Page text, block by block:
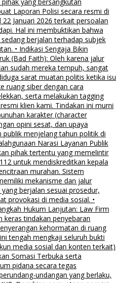
Laporan Polisi secara resmi di
Januari 2026 terkait persoalan
Hal ini membuktikan bahwa
berjalan terhadap subjek
• Indikasi Sengaja Bikin
(Bad Faith): Oleh karena jalur
sudah mereka tempuh, sangat
sarat muatan politis ketika isu
ruang siber dengan cara
serta melakukan tagging
klien kami. Tindakan ini murni
karakter (character
opini sesat, dan upaya
publik menjelang tahun politik di
Narasi Layanan Publik
pihak tertentu yang memelintir
untuk mendiskreditkan kepala
murahan. Sistem
mekanisme dan jalur
berjalan sesuai prosedur,
provokasi di media sosial. •
Hukum Lanjutan: Law Firm
keras tindakan penyebaran
kehormatan di ruang
tengah mengkaji seluruh bukti
media sosial dan konten terkait)
Somasi Terbuka serta
pidana secara tegas
undangan yang berlaku,